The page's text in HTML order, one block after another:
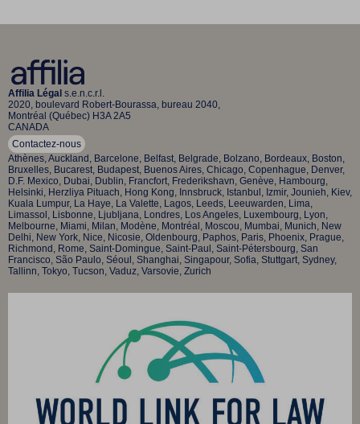
Affilia Légal s.e.n.c.r.l.
2020, boulevard Robert-Bourassa, bureau 2040,
Montréal (Québec) H3A 2A5
CANADA
Contactez-nous
Athènes, Auckland, Barcelone, Belfast, Belgrade, Bolzano, Bordeaux, Boston,
Bruxelles, Bucarest, Budapest, Buenos Aires, Chicago, Copenhague, Denver,
D.F. Mexico, Dubai, Dublin, Francfort, Frederikshavn, Genève, Hambourg,
Helsinki, Herzliya Pituach, Hong Kong, Innsbruck, Istanbul, Izmir, Jounieh, Kiev,
Kuala Lumpur, La Haye, La Valette, Lagos, Leeds, Leeuwarden, Lima,
Limassol, Lisbonne, Ljubljana, Londres, Los Angeles, Luxembourg, Lyon,
Melbourne, Miami, Milan, Modène, Montréal, Moscou, Mumbai, Munich, New
Delhi, New York, Nice, Nicosie, Oldenbourg, Paphos, Paris, Phoenix, Prague,
Richmond, Rome, Saint-Domingue, Saint-Paul, Saint-Pétersbourg, San
Francisco, São Paulo, Séoul, Shanghai, Singapour, Sofia, Stuttgart, Sydney,
Tallinn, Tokyo, Tucson, Vaduz, Varsovie, Zurich